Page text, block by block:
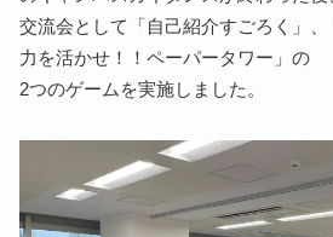
交流会として「自己紹介すごろく」
力を活かせ！！ペーパータワー」の
2つのゲームを実施しました。